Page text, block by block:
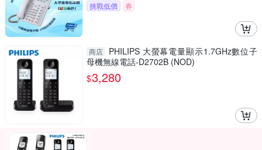
挑戰低價
券
商店
PHILIPS 大螢幕電量顯示1.7GHz數位子
母機無線電話-D2702B (NOD)
$3,280